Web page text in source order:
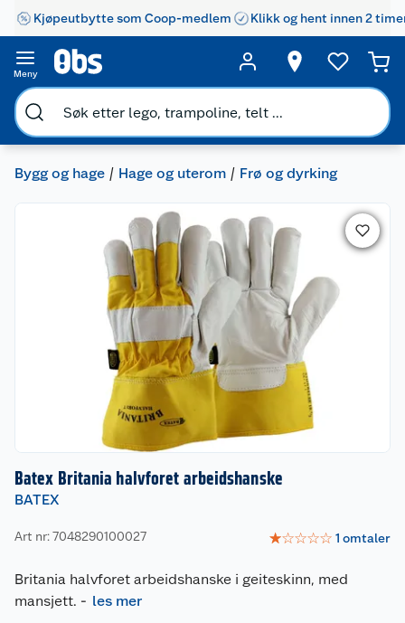
Kjøpeutbytte som Coop-medlem Klikk og hent innen 2
Meny
Bygg og hage Hage og uterom Frø og dyrking
Batex Britania halvforet arbeidshanske
BATEX
Art nr: 7048290100027 ☆☆☆☆☆ 1 omtaler
Britania halvforet arbeidshanske i geiteskinn, med
mansjett. - les mer